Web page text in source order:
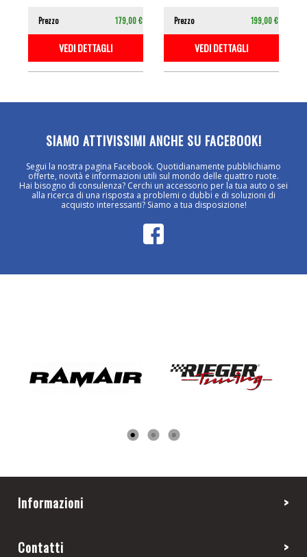
Prezzo 179,00 €
VEDI DETTAGLI
Prezzo 199,00 €
VEDI DETTAGLI
SIAMO ATTIVISSIMI ANCHE SU FACEBOOK!
Segui la nostra pagina Facebook. Quotidianamente pubblichiamo
offerte, novità e informazioni utili sul mondo delle quattro ruote.
Hai bisogno di consulenza? Cerchi un accessorio per la tua auto o sei
alla ricerca di una risposta a problemi o dubbi e di soluzioni di
acquisto interessanti? Siamo a tua disposizione!
Informazioni
Contatti